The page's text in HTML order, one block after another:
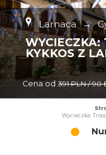
Larnaca →
WYCIECZKA:
KYKKOS Z
Cena od 391 PLN / 90
Wycieczka: